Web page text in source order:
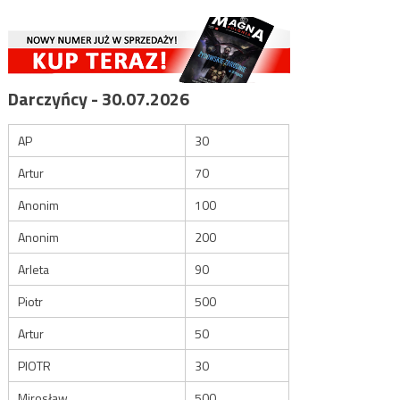
Darczyńcy - 30.07.2026
AP
30
Artur
70
Anonim
100
Anonim
200
Arleta
90
Piotr
500
Artur
50
PIOTR
30